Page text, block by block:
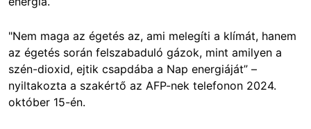
"Nem maga az égetés az, ami melegíti a klímát, hanem
az égetés során felszabaduló gázok, mint amilyen a
szén-dioxid, ejtik csapdába a Nap energiáját” –
nyiltakozta a szakértő az AFP-nek telefonon 2024.
október 15-én.